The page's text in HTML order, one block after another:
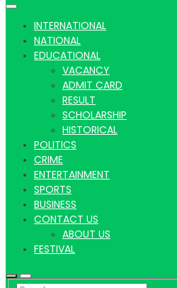
Latest
Hindi
News
INTERNATIONAL
NATIONAL
EDUCATIONAL
VACANCY
ADMIT CARD
RESULT
SCHOLARSHIP
HISTORICAL
POLITICS
CRIME
ENTERTAINMENT
SPORTS
BUSINESS
CONTACT US
ABOUT US
FESTIVAL